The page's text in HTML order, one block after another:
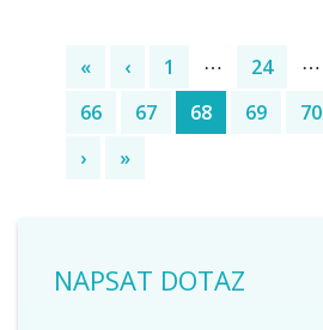
« ‹ 1 ⋯ 24 ⋯
66
67 68 (current)
69 70
›
»
NAPSAT DOTAZ